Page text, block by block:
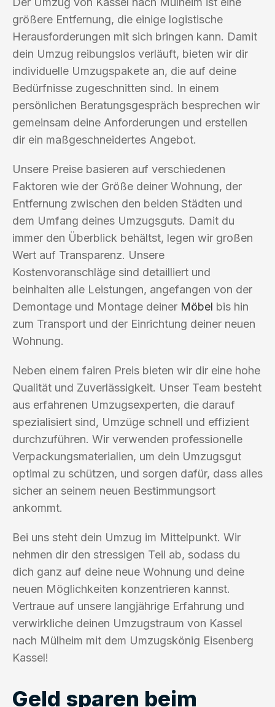
größere Entfernung, die einige logistische
Herausforderungen mit sich bringen kann. Damit
dein Umzug reibungslos verläuft, bieten wir dir
individuelle Umzugspakete an, die auf deine
Bedürfnisse zugeschnitten sind. In einem
persönlichen Beratungsgespräch besprechen wir
gemeinsam deine Anforderungen und erstellen
dir ein maßgeschneidertes Angebot.
Unsere Preise basieren auf verschiedenen
Faktoren wie der Größe deiner Wohnung, der
Entfernung zwischen den beiden Städten und
dem Umfang deines Umzugsguts. Damit du
immer den Überblick behältst, legen wir großen
Wert auf Transparenz. Unsere
Kostenvoranschläge sind detailliert und
beinhalten alle Leistungen, angefangen von der
Demontage und Montage deiner Möbel bis hin
zum Transport und der Einrichtung deiner neuen
Wohnung.
Neben einem fairen Preis bieten wir dir eine hohe
Qualität und Zuverlässigkeit. Unser Team besteht
aus erfahrenen Umzugsexperten, die darauf
spezialisiert sind, Umzüge schnell und effizient
durchzuführen. Wir verwenden professionelle
Verpackungsmaterialien, um dein Umzugsgut
optimal zu schützen, und sorgen dafür, dass alles
sicher an seinem neuen Bestimmungsort
ankommt.
Bei uns steht dein Umzug im Mittelpunkt. Wir
nehmen dir den stressigen Teil ab, sodass du
dich ganz auf deine neue Wohnung und deine
neuen Möglichkeiten konzentrieren kannst.
Vertraue auf unsere langjährige Erfahrung und
verwirkliche deinen Umzugstraum von Kassel
nach Mülheim mit dem Umzugskönig Eisenberg
Kassel!
Geld sparen beim